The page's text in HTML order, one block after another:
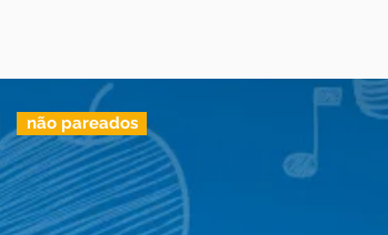
não pareados